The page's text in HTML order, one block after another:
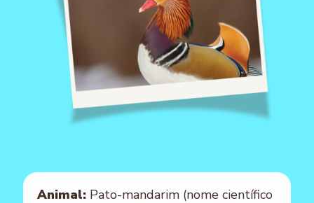
Animal: Pato-mandarim (nome científico